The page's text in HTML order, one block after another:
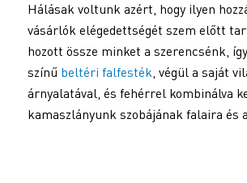
Hálásak voltunk azért, hogy ilyen
vásárlók elégedettségét szem előtt
hozott össze minket a szerencsénk,
színű beltéri falfesték, végül a saját
árnyalatával, és fehérrel kombinálva
kamaszlányunk szobájának falaira és